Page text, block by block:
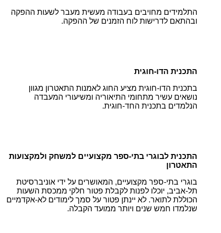
התלמידים מחויבים בעבודה מעשית מעבר לשעות ההפקה
ובהתאם לדרישות לוח הזמנים של ההפקה.
התכנית הדו-חוגית
בתכנית הדו-חוגית מציע החוג לאמנות התאטרון מגוון
נושאים עשיר מתחומי התיאוריה ומשיעורי המעבדה
הנלמדים בתכנית החד-חוגית.
התכנית לבוגרי בתי-ספר מקצועיים למשחק ולמקצועות
התאטרון
בוגרי בתי-ספר מקצועיים, המאושרים על ידי אוניברסיטת
תל-אביב, יוכלו לפנות לקבלת פטור חלקי ממכסת השעות
הכוללת לתואר. לא יינתן פטור על סמך לימודים לא-אקדמיים
שנלמדו חמש שנים ויותר ממועד הקבלה.